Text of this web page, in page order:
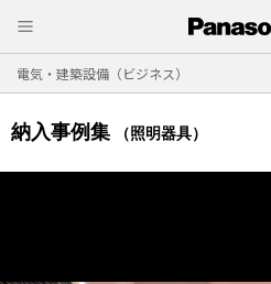
電気・建築設備（ビジネス）
納入事例集 （照明器具）